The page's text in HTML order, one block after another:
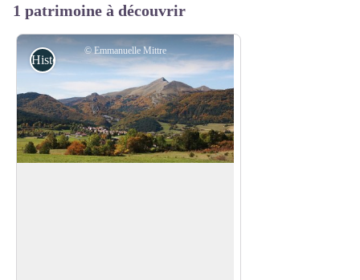
1 patrimoine à découvrir
© Emmanuelle Mittre
Histoire et patrimoine